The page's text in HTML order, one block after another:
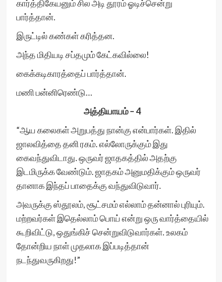
கார்த்திகேயனும் சில அடி தூரம் ஓடிச்சென்று
பார்த்தான்.
இருட்டில் கண்கள் கரித்தன.
அந்த மிதியடி சப்தமும் கேட்கவில்லை!
கைக்கடிகாரத்தைப் பார்த்தான்.
மணி பன்னிரெண்டு…
அத்தியாயம் – 4
“ஆய கலைகள் அறுபத்து நான்கு என்பார்கள். இதில்
ஜாலவித்தை தனி ரகம். எல்லோருக்கும் இது
கைவந்துவிடாது. ஒருவர் ஜாதகத்தில் அதற்கு
இடமிருக்க வேண்டும். ஜாதகம் அனுமதிக்கும் ஒருவர்
தானாக இந்தப் பாதைக்கு வந்துவிடுவார்.
அவருக்கு ஸ்தூலம், சூட்சமம் எல்லாம் தன்னால் புரியும்.
மற்றவர்கள் இதெல்லாம் பொய் என்று ஒரு வார்த்தையில்
கூறிவிட்டு, ஒதுங்கிச் சென்றுவிடுவார்கள். உலகம்
தோன்றிய நாள் முதலாக இப்படித்தான்
நடந்துவருகிறது!”